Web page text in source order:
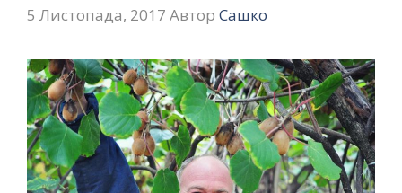
5 Листопада, 2017 Автор Сашко